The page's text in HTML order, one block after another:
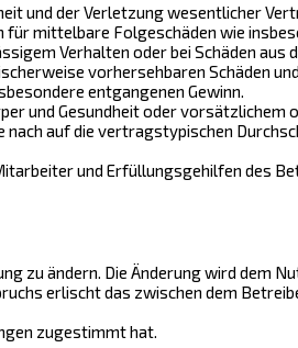
und der Verletzung wesentlicher
mittelbare Folgeschäden wie
Verhalten oder bei Schäden aus
vorhersehbaren Schäden
entgangenen Gewinn.
und Gesundheit oder
auf die vertragstypischen
und Erfüllungsgehilfen des
zu ändern. Die Änderung wird dem
erlischt das zwischen dem
zugestimmt hat.